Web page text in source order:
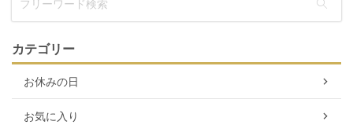
カテゴリー
お休みの日
お気に入り